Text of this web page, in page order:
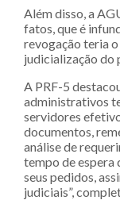
Além disso, a
fatos, que é
revogação teria
judicialização do
A PRF-5
administrativos
servidores
documentos,
análise de
tempo de espera
seus pedidos,
judiciais”,